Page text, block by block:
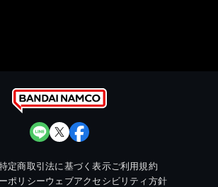
定商取引法に基づく表示ご利用規約
ポリシーウェブアクセシビリティ方針